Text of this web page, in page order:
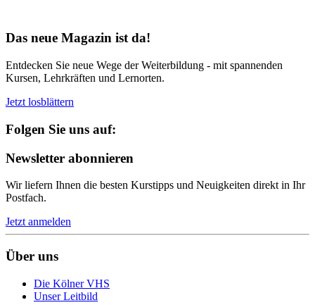
Das neue Magazin ist da!
Entdecken Sie neue Wege der Weiterbildung - mit spannenden
Kursen, Lehrkräften und Lernorten.
Jetzt losblättern
Folgen Sie uns auf:
Newsletter abonnieren
Wir liefern Ihnen die besten Kurstipps und Neuigkeiten direkt in Ihr
Postfach.
Jetzt anmelden
Über uns
Die Kölner VHS
Unser Leitbild